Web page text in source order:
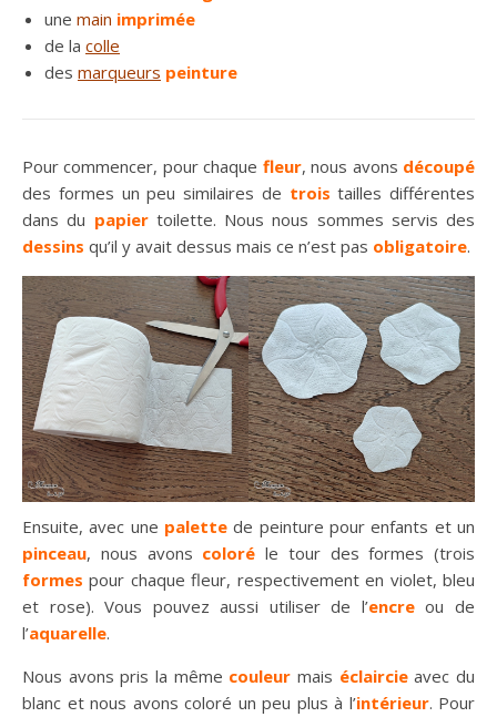
une main imprimée
de la colle
des marqueurs peinture
Pour commencer, pour chaque fleur, nous avons découpé
des formes un peu similaires de trois tailles différentes
dans du papier toilette. Nous nous sommes servis des
dessins qu’il y avait dessus mais ce n’est pas obligatoire.
Ensuite, avec une palette de peinture pour enfants et un
pinceau, nous avons coloré le tour des formes (trois
formes pour chaque fleur, respectivement en violet, bleu
et rose). Vous pouvez aussi utiliser de l’encreou de
l’aquarelle.
Nous avons pris la même couleur mais éclaircie avec du
blanc et nous avons coloré un peu plus à l’intérieur. Pour